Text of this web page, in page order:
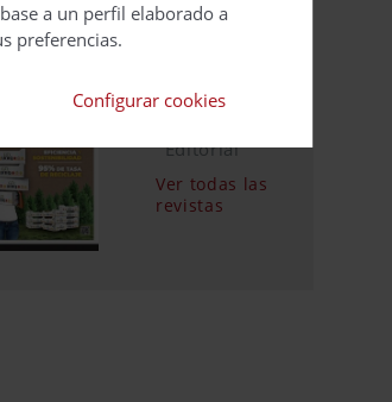
Contacto
Suscripciones
Editorial
Ver todas las
revistas
a un perfil elaborado a
preferencias.
Configurar cookies